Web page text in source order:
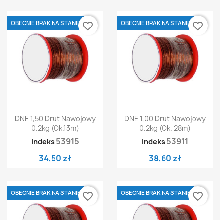
DNE 1,50 Drut Nawojowy
0.2kg (ok.13m)
Indeks 53915
34,50 zł
OBECNIE BRAK NA STANIE favorite_border
DNE 1,00 Drut Nawojowy
0.2kg (ok. 28m)
Indeks 53911
38,60 zł
OBECNIE BRAK NA STANIE favorite_border
OBECNIE BRAK NA STANIE favorite_border OBECNIE BRAK NA STANIE favorite_border